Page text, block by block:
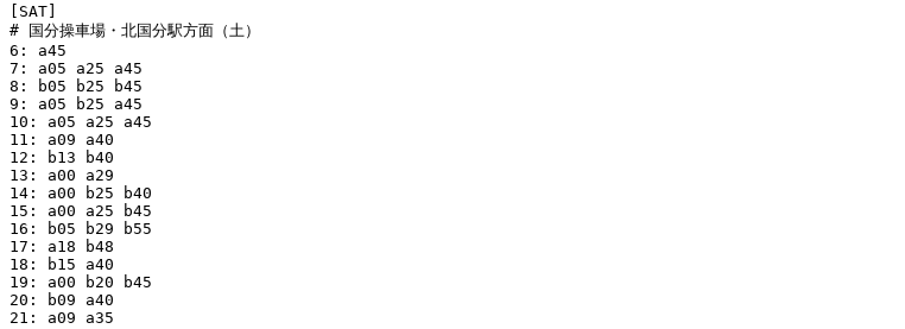
[SAT]
# 国分操車場・北国分駅方面（土）
6: a45
7: a05 a25 a45
8: b05 b25 b45
9: a05 b25 a45
10: a05 a25 a45
11: a09 a40
12: b13 b40
13: a00 a29
14: a00 b25 b40
15: a00 a25 b45
16: b05 b29 b55
17: a18 b48
18: b15 a40
19: a00 b20 b45
20: b09 a40
21: a09 a35